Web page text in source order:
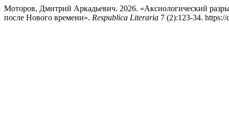
Моторов, Дмитрий Аркадьевич. 2026. «Аксиологический
после Нового времени». Respublica Literaria 7 (2):123-34.